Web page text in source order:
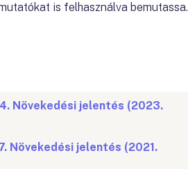
is felhasználva bemutassa.
Növekedési jelentés (2023.
Növekedési jelentés (2021.